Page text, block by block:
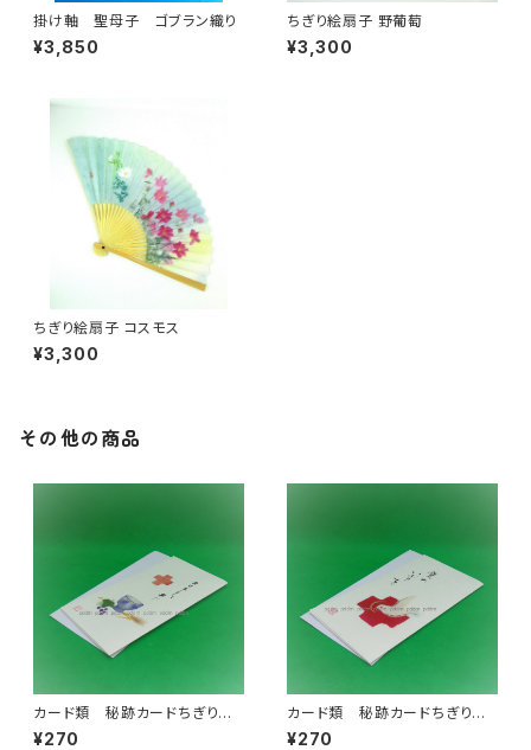
掛け軸 聖母子 ゴブラン織り
¥3,850
ちぎり絵扇子 野葡萄
¥3,300
ちぎり絵扇子 コスモス
¥3,300
その他の商品
カード類 秘跡カードちぎり
絵 叙階 キリストとともに
¥270
カード類 秘跡カードちぎり
絵 堅信
¥270